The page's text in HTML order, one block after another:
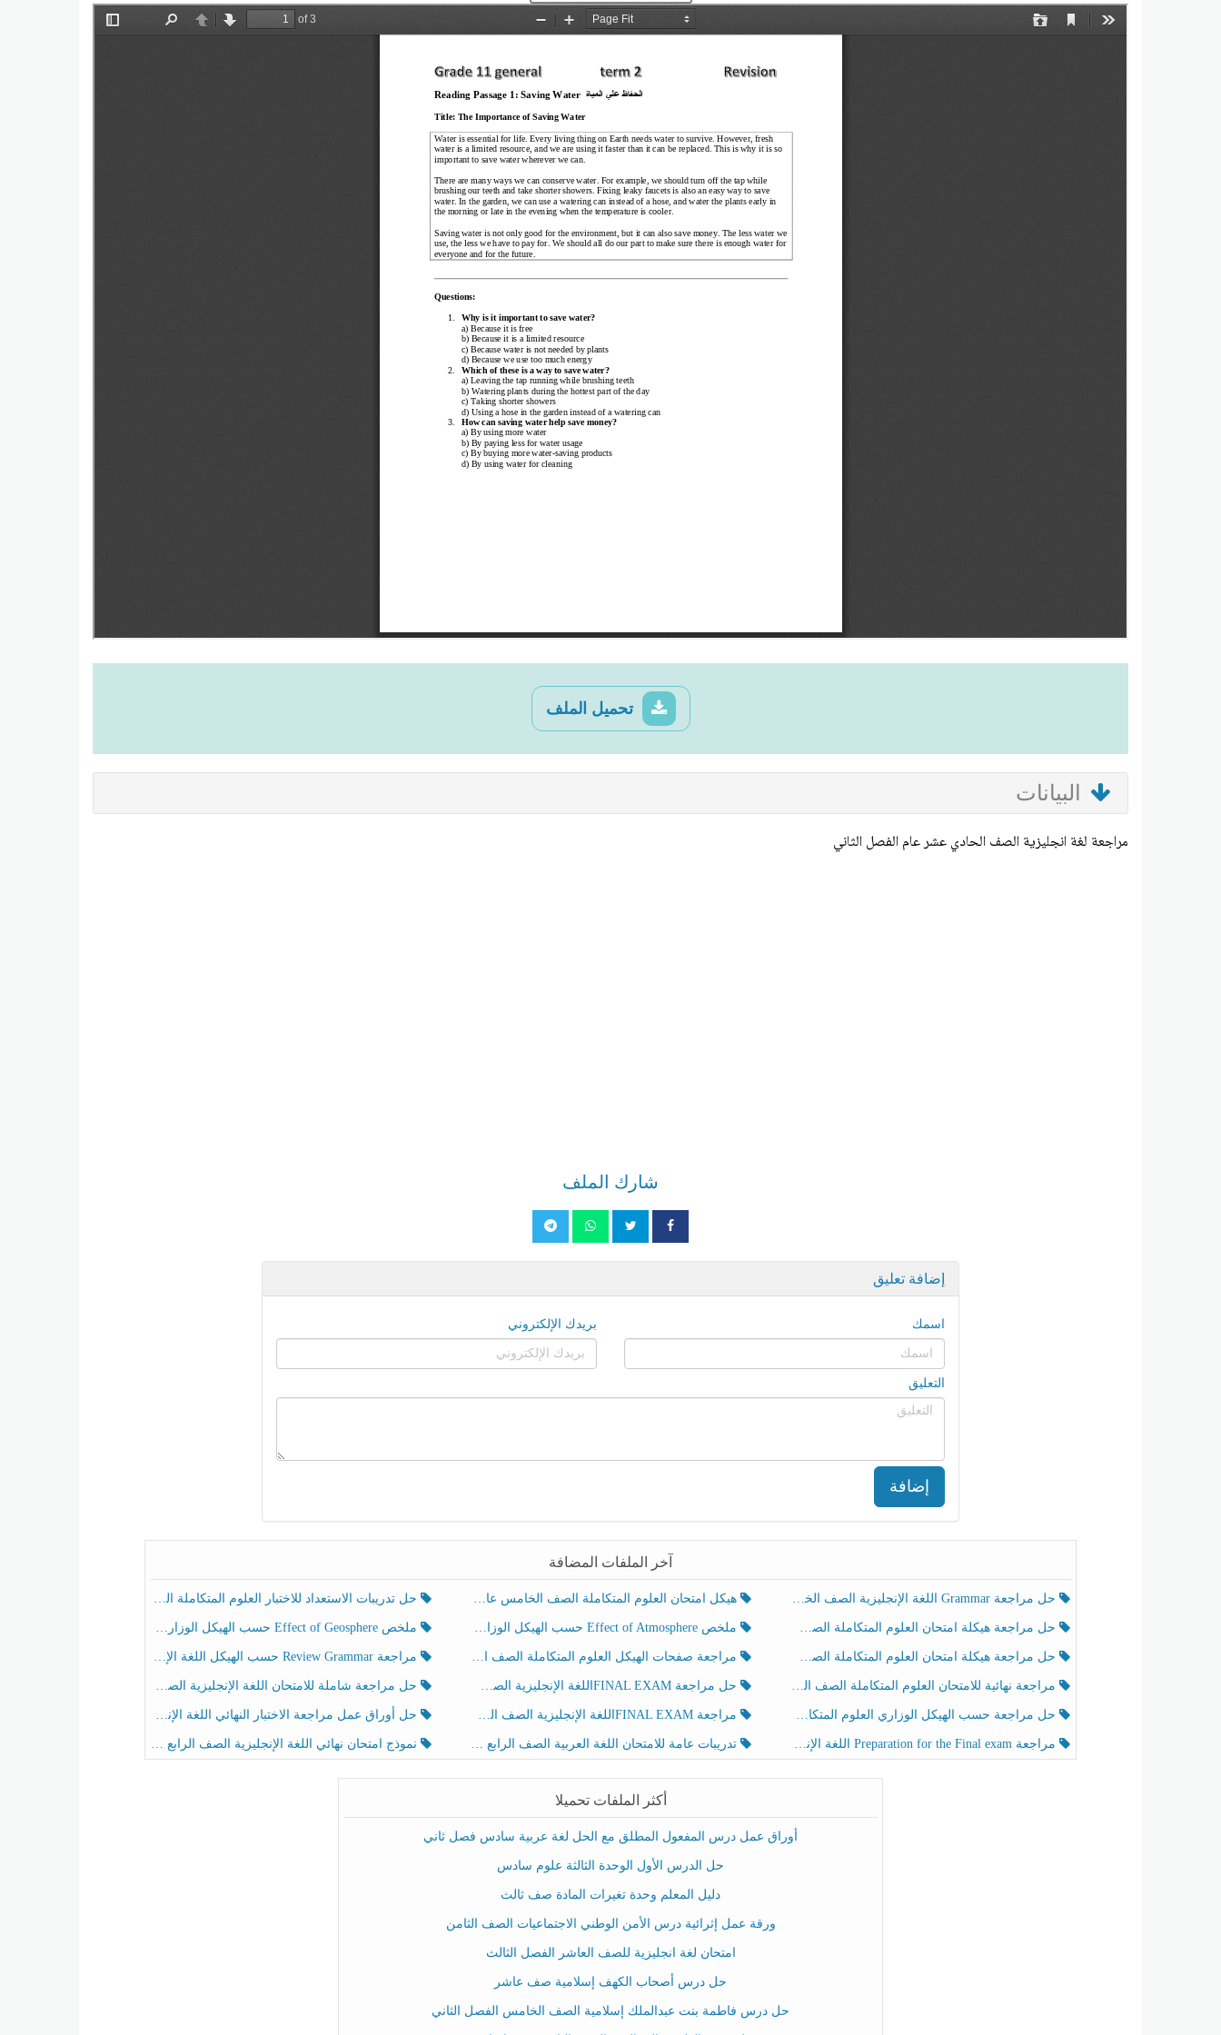
تحميل الملف
البيانات
مراجعة لغة انجليزية الصف الحادي عشر عام الفصل الثاني
شارك الملف
إضافة تعليق
اسمك بريدك الإلكتروني
التعليق
إضافة
آخر الملفات المضافة
حل مراجعة Grammar اللغة الإنجليزية الصف الخامس الفصل الثالث هيكل امتحان العلوم المتكاملة الصف الخامس عام الفصل الدراسي الثالث 2025-2026 حل تدريبات الاستعداد للاختبار العلوم المتكاملة الصف الخامس عام الفصل الثالث
حل مراجعة هيكلة امتحان العلوم المتكاملة الصف الخامس انسبير الفصل الثالث ملخص Effect of Atmosphere حسب الهيكل الوزاري العلوم المتكاملة الصف الخامس انسبير الفصل الثالث ملخص Effect of Geosphere حسب الهيكل الوزاري العلوم المتكاملة الصف الخامس انسبير الفصل الثالث
حل مراجعة هيكلة امتحان العلوم المتكاملة الصف الخامس عام الفصل الثالث مراجعة صفحات الهيكل العلوم المتكاملة الصف الخامس انسبير الفصل الثالث مراجعة Review Grammar حسب الهيكل اللغة الإنجليزية الصف الخامس الفصل الثالث
مراجعة نهائية للامتحان العلوم المتكاملة الصف الخامس انسبير الفصل الثالث حل مراجعة FINAL EXAMاللغة الإنجليزية الصف الخامس الفصل الثالث حل مراجعة شاملة للامتحان اللغة الإنجليزية الصف الخامس الفصل الثالث
حل مراجعة حسب الهيكل الوزاري العلوم المتكاملة الصف الخامس عام الفصل الثالث مراجعة FINAL EXAMاللغة الإنجليزية الصف الخامس الفصل الثالث حل أوراق عمل مراجعة الاختبار النهائي اللغة الإنجليزية الصف الرابع الفصل الثالث
مراجعة Preparation for the Final exam اللغة الإنجليزية الصف الرابع الفصل الثالث تدريبات عامة للامتحان اللغة العربية الصف الرابع الفصل الثالث نموذج امتحان نهائي اللغة الإنجليزية الصف الرابع الفصل الثالث
أكثر الملفات تحميلا
أوراق عمل درس المفعول المطلق مع الحل لغة عربية سادس فصل ثاني
حل الدرس الأول الوحدة الثالثة علوم سادس
دليل المعلم وحدة تغيرات المادة صف ثالث
ورقة عمل إثرائية درس الأمن الوطني الاجتماعيات الصف الثامن
امتحان لغة انجليزية للصف العاشر الفصل الثالث
حل درس أصحاب الكهف إسلامية صف عاشر
حل درس فاطمة بنت عبدالملك إسلامية الصف الخامس الفصل الثاني